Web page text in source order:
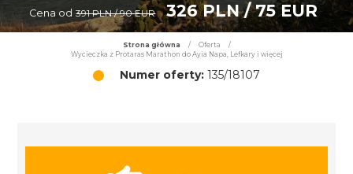
Cena od 391 PLN / 90 EUR 326 PLN / 75 EUR
Strona główna / Oferta
/
Wycieczka z Protaras Marathon do Ayia Napa, Lefkary i więcej
Numer oferty: 135/18107